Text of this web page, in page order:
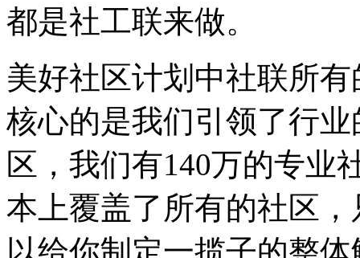
都是社工联来做。
美好社区计划中社联所
核心的是我们引领了行
区，我们有140万的专业
本上覆盖了所有的社区